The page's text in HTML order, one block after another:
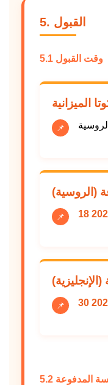
5. القبول
5.1 وقت القبول
الميزانية
📌
(الروسية)
📌
📌
المدفوعة